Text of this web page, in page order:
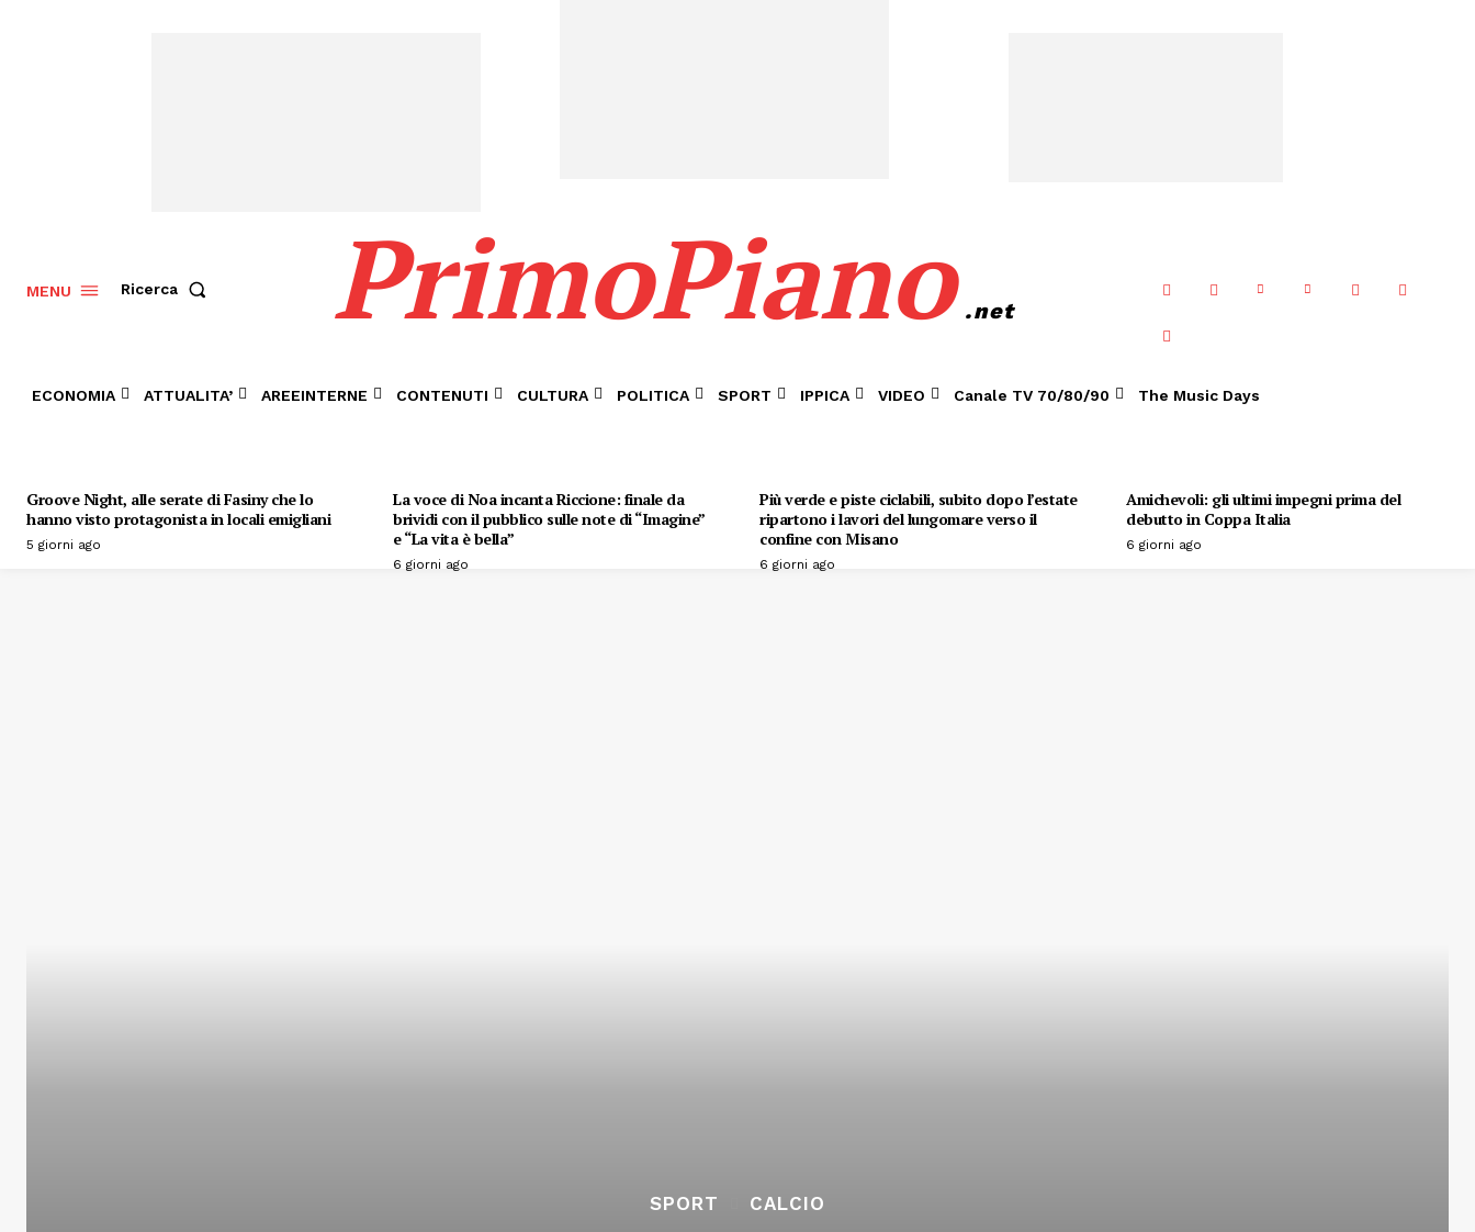
MENU Ricerca PrimoPiano .net
ECONOMIA ATTUALITA’ AREEINTERNE CONTENUTI CULTURA POLITICA SPORT IPPICA VIDEO Canale TV 70/80/90 The Music Days
Groove Night, alle serate di Fasiny che lo
hanno visto protagonista in locali emigliani
5 giorni ago
La voce di Noa incanta Riccione: finale da
brividi con il pubblico sulle note di “Imagine”
e “La vita è bella”
6 giorni ago
Più verde e piste ciclabili, subito dopo l’estate
ripartono i lavori del lungomare verso il
confine con Misano
6 giorni ago
Amichevoli: gli ultimi impegni prima del
debutto in Coppa Italia
6 giorni ago
SPORT CALCIO